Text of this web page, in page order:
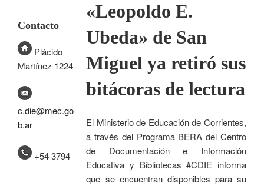
«Leopoldo E.
Ubeda» de San
Miguel ya retiró sus
bitácoras de lectura
El Ministerio de Educación de Corrientes,
a través del Programa BERA del Centro
de Documentación e Información
Educativa y Bibliotecas #CDIE informa
que se encuentran disponibles para su
Contacto
Plácido
Martínez 1224
c.die@mec.go
b.ar
+54 3794